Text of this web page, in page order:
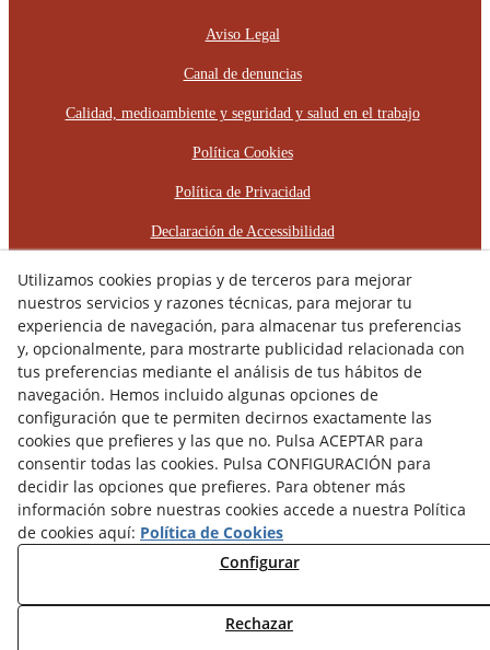
Aviso Legal
Canal de denuncias
Calidad, medioambiente y seguridad y salud en el trabajo
Política Cookies
Política de Privacidad
Declaración de Accessibilidad
Plan de Igualdad de Oportunidades
Protocolo de Acoso Laboral
© 08/2026 RÈCOP RESTAURACIONS
ARQUITECTÒNIQUES, S.L. - Todos los derechos reservados.
Utilizamos cookies propias y de terceros para mejorar
nuestros servicios y razones técnicas, para mejorar tu
experiencia de navegación, para almacenar tus preferencias
y, opcionalmente, para mostrarte publicidad relacionada con
tus preferencias mediante el análisis de tus hábitos de
navegación. Hemos incluido algunas opciones de
configuración que te permiten decirnos exactamente las
cookies que prefieres y las que no. Pulsa ACEPTAR para
consentir todas las cookies. Pulsa CONFIGURACIÓN para
decidir las opciones que prefieres. Para obtener más
información sobre nuestras cookies accede a nuestra Política
de cookies aquí: Política de Cookies
Configurar
Rechazar